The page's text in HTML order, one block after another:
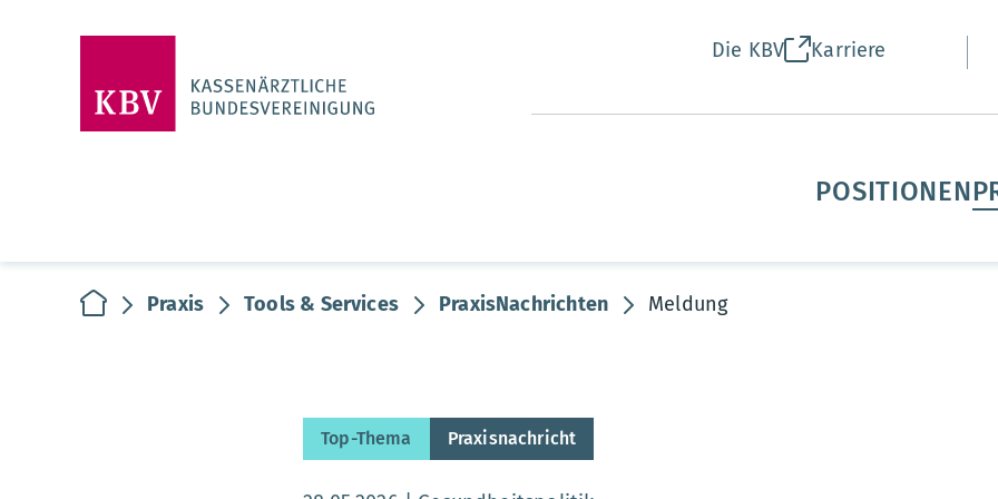
Die KBV Karriere
POSITIONEN
zur Startseite
Praxis Tools & Services PraxisNachrichten Meldung
Top-Thema Praxisnachricht